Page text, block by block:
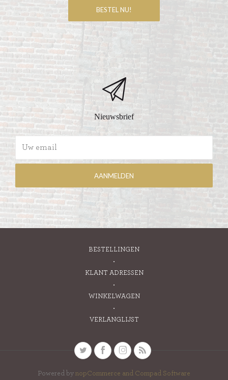
Nieuwsbrief
BESTELLINGEN
KLANT ADRESSEN
WINKELWAGEN
VERLANGLIJST
Powered by nopCommerce and Compad Software